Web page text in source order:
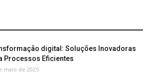
digital: Soluções Inovadoras
Processos Eficientes
maio de 2025